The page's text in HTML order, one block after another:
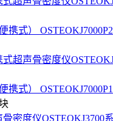
携式） OSTEOKJ7000P2
携式） OSTEOKJ7000P1